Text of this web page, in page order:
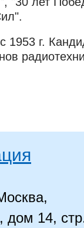
г.
дом 14,